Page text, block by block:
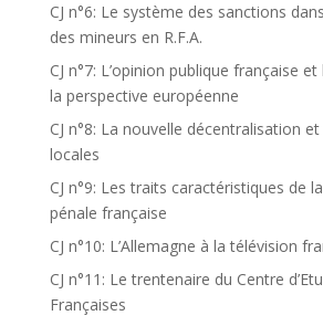
CJ n°6: Le système des sanctions
des mineurs en R.F.A.
CJ n°7: L’opinion publique française et
la perspective européenne
CJ n°8: La nouvelle décentralisation
locales
CJ n°9: Les traits caractéristiques de
pénale française
CJ n°10: L’Allemagne à la télévision
CJ n°11: Le trentenaire du Centre
Françaises